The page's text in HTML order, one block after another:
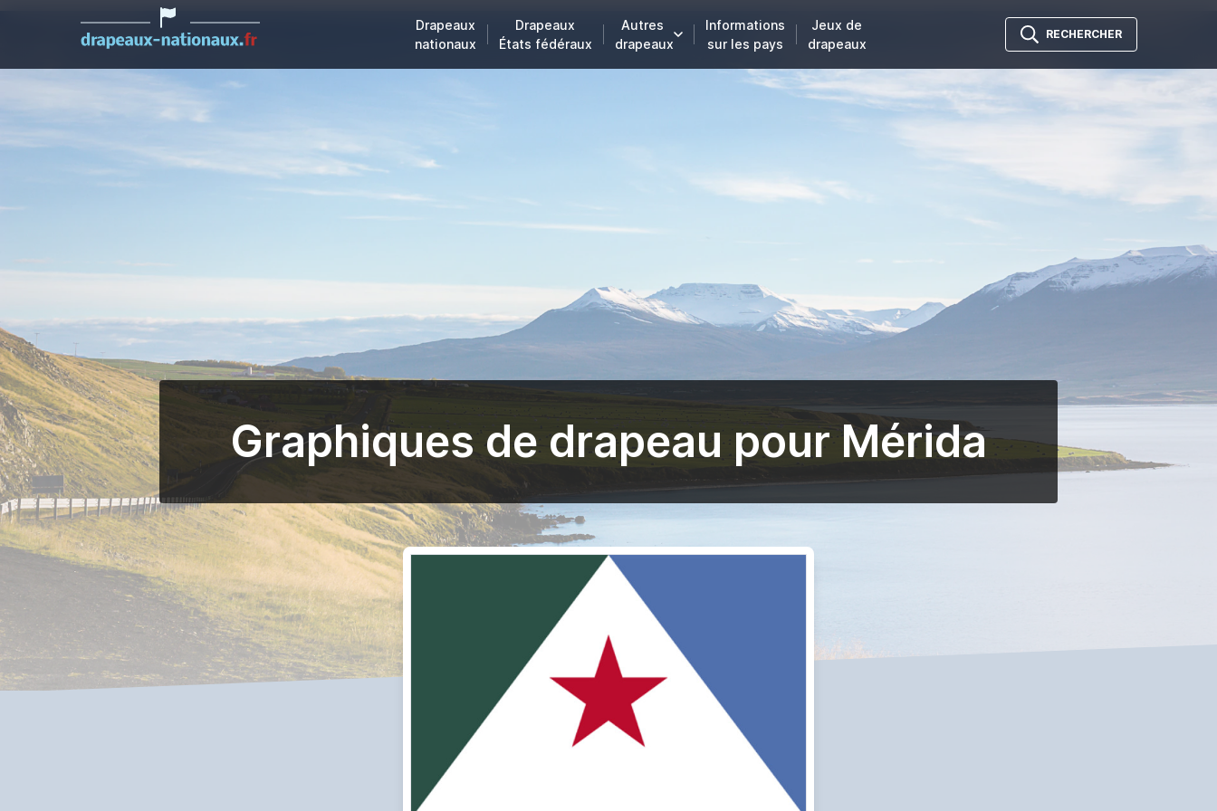
Drapeaux
nationaux
Drapeaux
États fédéraux
Autres
drapeaux
Informations
sur les pays
Jeux de
drapeaux
RECHERCHER
Graphiques de drapeau pour Mérida